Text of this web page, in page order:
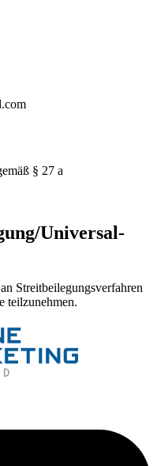
§ 27 a
Universal­
Streitbeilegungsverfahren
teilzunehmen.